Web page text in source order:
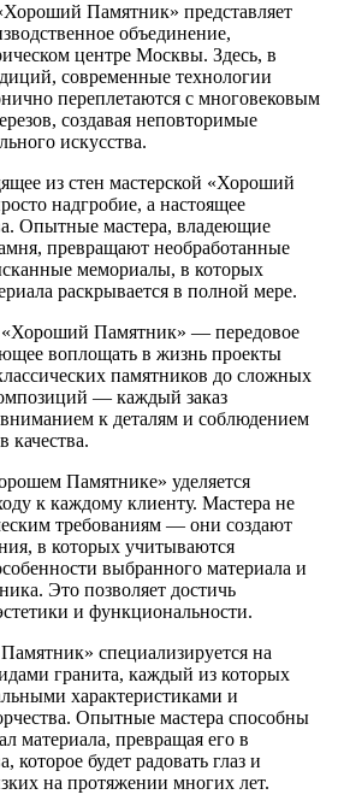
Памятник» представляет
объединение,
центре Москвы. Здесь, в
современные технологии
переплетаются с многовековым
создавая неповторимые
искусства.
из стен мастерской «Хороший
надгробие, а настоящее
Опытные мастера, владеющие
превращают необработанные
мемориалы, в которых
раскрывается в полной мере.
«Хороший Памятник» — передовое
воплощать в жизнь проекты
памятников до сложных
— каждый заказ
к деталям и соблюдением
качества.
Памятнике» уделяется
к каждому клиенту. Мастера не
требованиям — они создают
в которых учитываются
выбранного материала и
Это позволяет достичь
и функциональности.
специализируется на
гранита, каждый из которых
характеристиками и
Опытные мастера способны
материала, превращая его в
которое будет радовать глаз и
на протяжении многих лет.